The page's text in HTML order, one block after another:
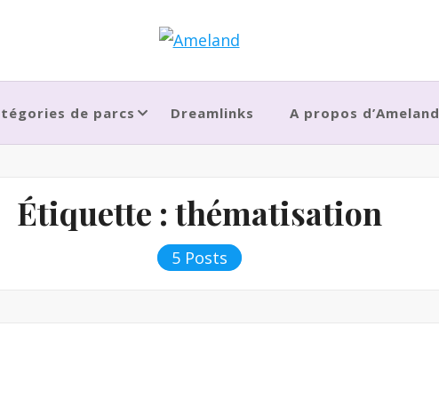
de parcs Dreamlinks A propos d’Ameland
Étiquette : thématisation
5 Posts